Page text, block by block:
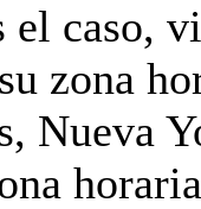
el caso,
zona
Nueva